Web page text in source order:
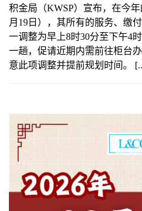
积金局（KWSP）宣布，在今
月19日），其所有的服务、缴
一调整为早上8时30分至下午4
一趟，促请近期内需前往柜台
意此项调整并提前规划时间。